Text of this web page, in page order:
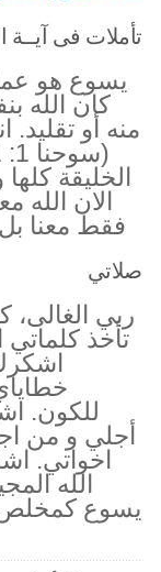
تأملات فى آيــة
كان الله
منه أو تقليد.
الخليقة
الان الله
فقط معنا بل
صلاتي
ربي
تأخذ
للكون.
أجلي و من
اخواتي.
الله
يسوع كمخلص،